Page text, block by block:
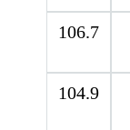
106.7
104.9